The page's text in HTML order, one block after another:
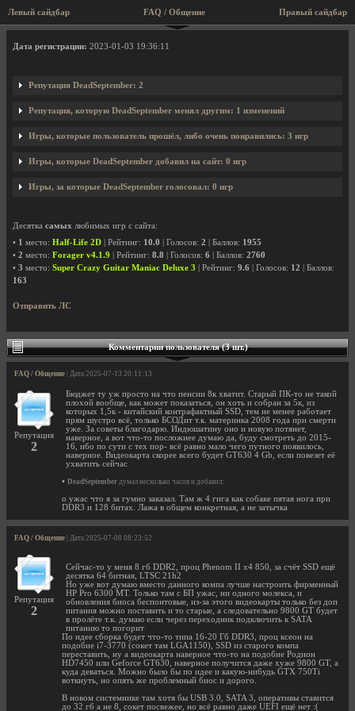
Левый сайдбар Правый сайдбар
FAQ / Общение
Профиль пользователя DeadSeptember
Дата регистрации: 2023-01-03 19:36:11
Репутация DeadSeptember: 2
Репутация, которую DeadSeptember менял другим: 1 изменений
Игры, которые пользователь прошёл, либо очень понравились: 3 игр
Игры, которые DeadSeptember добавил на сайт: 0 игр
Игры, за которые DeadSeptember голосовал: 0 игр
Десятка самых любимых игр с сайта:
• 1 место: Half-Life 2D | Рейтинг: 10.0 | Голосов: 2 | Баллов: 1955
• 2 место: Forager v4.1.9 | Рейтинг: 8.8 | Голосов: 6 | Баллов: 2760
• 3 место: Super Crazy Guitar Maniac Deluxe 3 | Рейтинг: 9.6 | Голосов: 12 | Баллов:
163
Отправить ЛС
Комментарии пользователя (3 шт.)
FAQ / Общение | Дата 2025-07-13 20:11:13
Репутация
2
Бюджет ту уж просто на что пенсии 8к хватит. Старый ПК-то не такой
плохой вообще, как может показаться, он хоть и собран за 5к, из
которых 1,5к - китайский контрафактный SSD, тем не менее работает
прям шустро всё, только БСОДит т.к. материнка 2008 года при смерти
уже. За советы благодарю. Индюшатину оно и новую потянет,
наверное, а вот что-то посложнее думаю да, буду смотреть до 2015-
16, ибо по сути с тех пор- всё равно мало чего путного появилось,
наверное. Видеокарта скорее всего будет GT630 4 Gb, если повезет её
ухватить сейчас
• DeadSeptember думал несколько часов и добавил:
о ужас что я за гумно заказал. Там ж 4 гига как собаке пятая нога при
DDR3 и 128 битах. Лажа в общем конкретная, а не затычка
FAQ / Общение | Дата 2025-07-08 08:23:52
Репутация
2
Сейчас-то у меня 8 гб DDR2, проц Phenom II x4 850, за счёт SSD ещё
десятка 64 битная, LTSC 21h2
Но уже вот думаю вместо данного компа лучше настроить фирменный
HP Pro 6300 MT. Только там с БП ужас, ни одного молекса, и
обновления биоса беспонтовые, из-за этого видеокарты только без доп
питания можно поставить и то старые, а следовательно 9800 GT будет
в пролёте т.к. думаю если через переходник подключить к SATA
питанию то погорит
По идее сборка будет что-то типа 16-20 Гб DDR3, проц ксеон на
подобие i7-3770 (сокет там LGA1150), SSD из старого компа
переставить, ну а видеокарта наверное что-то на подобие Родион
HD7450 или Geforce GT630, наверное получится даже хуже 9800 GT, а
куда деваться. Можно было бы по идее и какую-нибудь GTX 750Ti
воткнуть, но опять же проблемный биос и дорого.
В новом системнике там хотя бы USB 3.0, SATA 3, оперативы ставится
до 32 гб а не 8, сокет посвежее, но всё равно даже UEFI ещё нет :(